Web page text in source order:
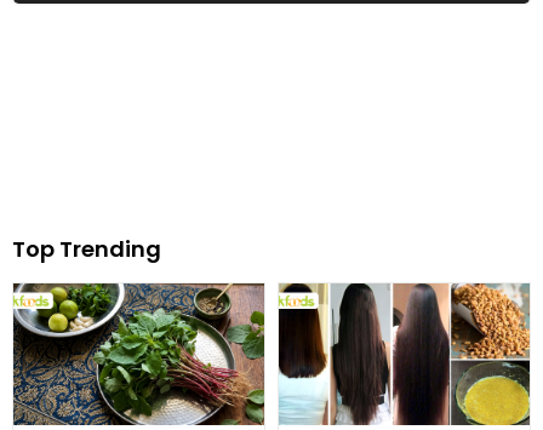
سوشل میڈیا صارفین بھی
Top Trending